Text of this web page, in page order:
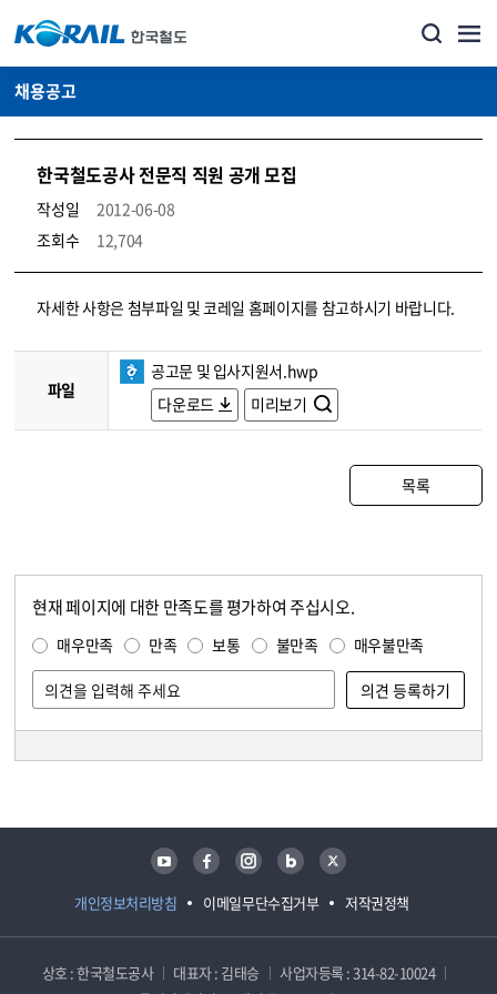
채용공고
한국철도공사 전문직 직원 공개 모집
작성일
2012-06-08
조회수
12,704
코레일소개_경영공시_채용공고 상세보기 – 내용, 파일, 담당자 연락처로 구성
자세한 사항은 첨부파일 및 코레일 홈페이지를 참고하시기 바랍니다.
파일
공고문 및 입사지원서.hwp
다운로드
미리보기
목록
현재 페이지에 대한 만족도를 평가하여 주십시오.
매우만족 만족 보통 불만족 매우불만족
개인정보처리방침 이메일무단수집거부 저작권정책
유튜브 페이스북 인스타그램 블로그 트위터
상호 : 한국철도공사 대표자 : 김태승
사업자등록 : 314-82-10024